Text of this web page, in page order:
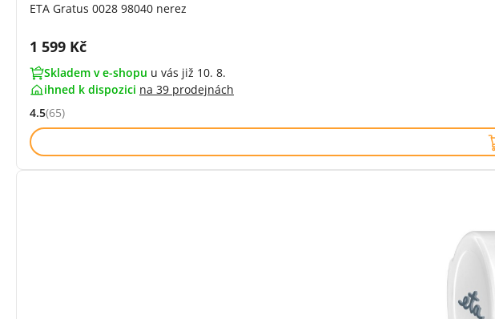
ETA Gratus 0028 98040 nerez
Cena s DPH:
1 599 Kč
Skladem v e-shopu u vás již 10. 8.
ihned k dispozici na 39 prodejnách
Hodnocení: 4.5 z 5 (65 recenzí)
4.5(65)